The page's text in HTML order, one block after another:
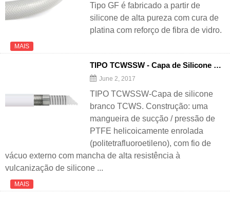
Tipo GF é fabricado a partir de
silicone de alta pureza com cura de
platina com reforço de fibra de vidro.
MAIS
TIPO TCWSSW - Capa de Silicone Branco TCWS
June 2, 2017
TIPO TCWSSW-Capa de silicone
branco TCWS. Construção: uma
mangueira de sucção / pressão de
PTFE helicoicamente enrolada
(politetrafluoroetileno), com fio de
vácuo externo com mancha de alta resistência à
vulcanização de silicone ...
MAIS